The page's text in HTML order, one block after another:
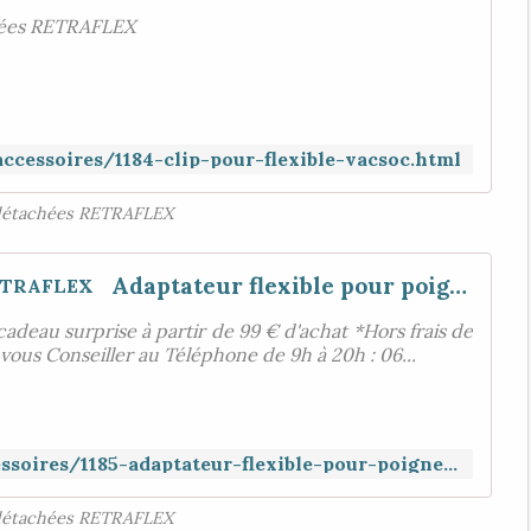
RETRAFLEX
1184-clip-pour-flexible-vacsoc.html
RETRAFLEX
Adaptateur flexible pour poignée RETRAFLEX
surprise à partir de 99 € d'achat *Hors frais de
Conseiller au Téléphone de 9h à 20h : 06...
https://www.aspiration-web.fr/accessoires/1185-adaptateur-flexible-pour-poignee-retraflex.html
RETRAFLEX